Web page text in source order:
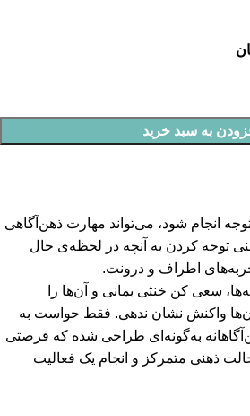
به سبد خرید
انجام شود، می‌تواند مهارت ذهن‌آگاهی
توجه کردن به آنچه در لحظه‌ی حال
اطراف و درونت.
سعی کن خنثی بمانی و آن‌ها را
واکنش نشان ندهی. فقط حواست به
به‌گونه‌ای طراحی شده که فرصتی
ذهنی متمرکز و انجام یک فعالیت